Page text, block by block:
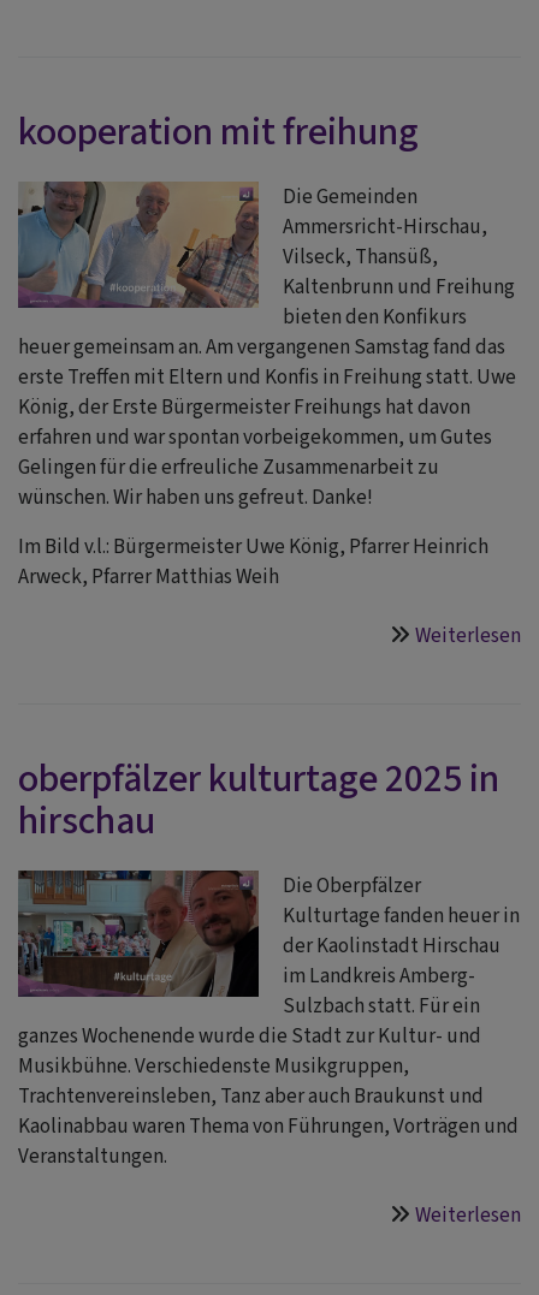
kooperation mit freihung
Die Gemeinden
Ammersricht-Hirschau,
Vilseck, Thansüß,
Kaltenbrunn und Freihung
bieten den Konfikurs
heuer gemeinsam an. Am vergangenen Samstag fand das
erste Treffen mit Eltern und Konfis in Freihung statt. Uwe
König, der Erste Bürgermeister Freihungs hat davon
erfahren und war spontan vorbeigekommen, um Gutes
Gelingen für die erfreuliche Zusammenarbeit zu
wünschen. Wir haben uns gefreut. Danke!
Im Bild v.l.: Bürgermeister Uwe König, Pfarrer Heinrich
Arweck, Pfarrer Matthias Weih
Weiterlesen
oberpfälzer kulturtage 2025 in
hirschau
Die Oberpfälzer
Kulturtage fanden heuer in
der Kaolinstadt Hirschau
im Landkreis Amberg-
Sulzbach statt. Für ein
ganzes Wochenende wurde die Stadt zur Kultur- und
Musikbühne. Verschiedenste Musikgruppen,
Trachtenvereinsleben, Tanz aber auch Braukunst und
Kaolinabbau waren Thema von Führungen, Vorträgen und
Veranstaltungen.
Weiterlesen